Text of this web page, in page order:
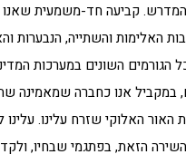
המדרש. קביעה חד-משמעית שאנו
האלימות והשתייה, הנבערות
הגורמים השונים במערכות
במקביל אנו כחברה שמאמינה
האור האלוקי שזרח עלינו.
הזאת, בפתגמי שבחיו,